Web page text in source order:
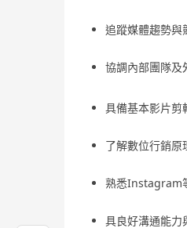
追蹤媒體趨勢與
協調內部團隊及
具備基本影片剪
了解數位行銷原
熟悉Instagram
具良好溝通能力